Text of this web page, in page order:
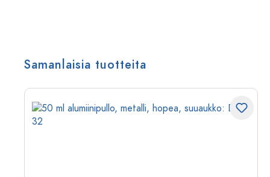
Samanlaisia tuotteita